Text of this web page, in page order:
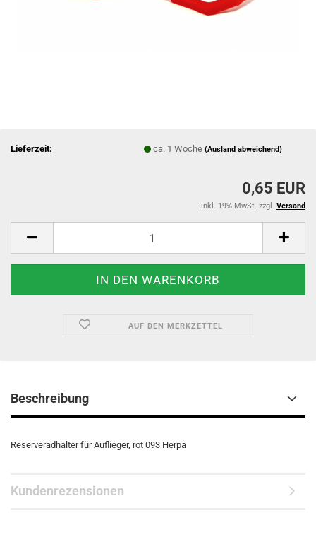
Lieferzeit: ca. 1 Woche(Ausland abweichend)
0,65 EUR
inkl. 19% MwSt. zzgl. Versand
AUF DEN MERKZETTEL
Beschreibung
Reserveradhalter für Auflieger, rot 093 Herpa
Kundenrezensionen